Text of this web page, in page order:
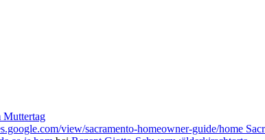
Muttertag
view/sacramento-homeowner-guide/home